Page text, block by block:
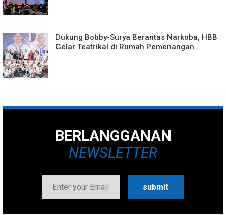
Dukung Bobby-Surya Berantas Narkoba, HBB
Gelar Teatrikal di Rumah Pemenangan
BERLANGGANAN
NEWSLETTER